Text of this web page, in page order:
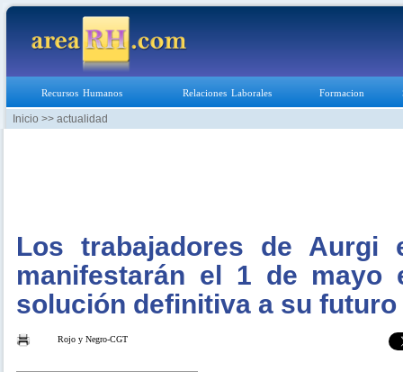
Recursos Humanos Relaciones Laborales Formacion
Inicio >> actualidad
Los trabajadores de Aurgi
manifestarán el 1 de mayo
solución definitiva a su futuro
Rojo y Negro-CGT